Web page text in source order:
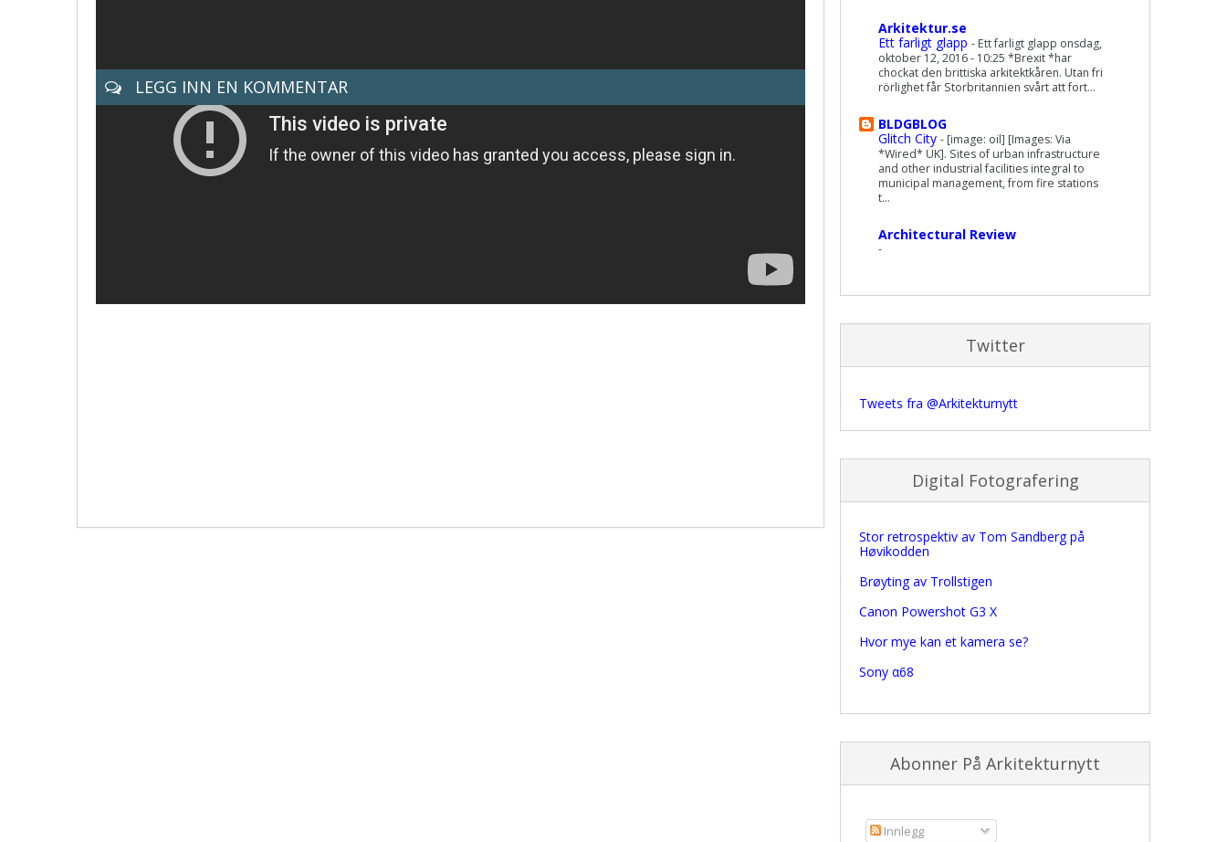
LEGG INN EN KOMMENTAR
Arkitektur.se
Ett farligt glapp - Ett farligt glapp onsdag,
oktober 12, 2016 - 10:25 *Brexit *har
chockat den brittiska arkitektkåren. Utan fri
rörlighet får Storbritannien svårt att fort...
BLDGBLOG
Glitch City - [image: oil] [Images: Via
*Wired* UK]. Sites of urban infrastructure
and other industrial facilities integral to
municipal management, from fire stations
t...
Architectural Review
-
Twitter
Tweets fra @Arkitekturnytt
Digital Fotografering
Stor retrospektiv av Tom Sandberg på
Høvikodden
Brøyting av Trollstigen
Canon Powershot G3 X
Hvor mye kan et kamera se?
Sony α68
Abonner På Arkitekturnytt
Innlegg